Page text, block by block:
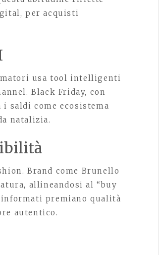
per acquisti
usa tool intelligenti
Black Friday, con
saldi come ecosistema
natalizia.
Brand come Brunello
allineandosi al “buy
premiano qualità
autentico.